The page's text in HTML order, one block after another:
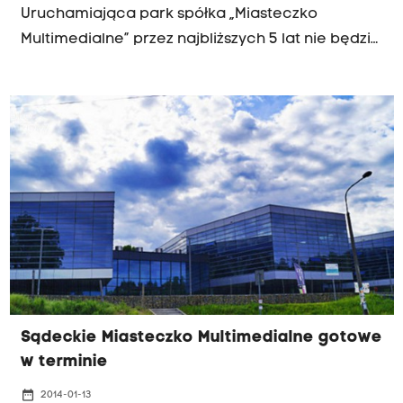
Uruchamiająca park spółka „Miasteczko
Multimedialne” przez najbliższych 5 lat nie będzie
badań nad nowoczesnymi technologiami
multimedialnymi.
Sądeckie Miasteczko Multimedialne gotowe
w terminie
date_range 2014-01-13